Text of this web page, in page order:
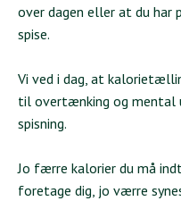
over dagen eller at du har
spise.
Vi ved i dag, at
til overtænking og mental
spisning.
Jo færre kalorier du må
foretage dig, jo værre